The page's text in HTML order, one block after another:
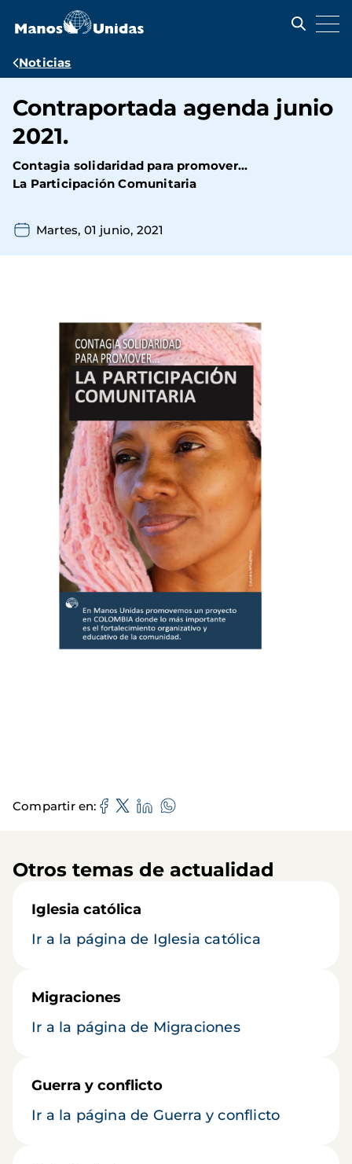
contenido
Ruta
navegación
Noticias
Contraportada agenda junio
2021.
Contagia solidaridad para promover...
La Participación Comunitaria
Martes, 01 junio, 2021
Compartir en
Otros temas de actualidad
Iglesia católica
Ir a la página de Iglesia católica
Migraciones
Ir a la página de Migraciones
Guerra y conflicto
Ir a la página de Guerra y conflicto